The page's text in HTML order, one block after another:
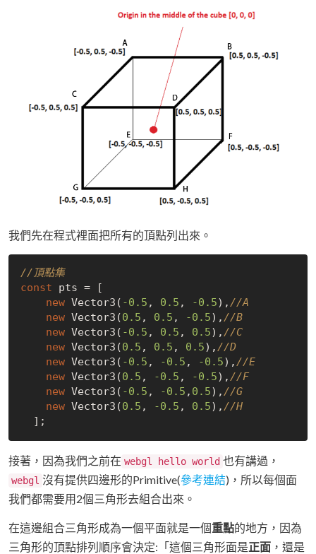
我們先在程式裡面把所有的頂點列出來。
//頂點集
const pts = [
new Vector3( -0.5 , 0.5 , -0.5), //A
new Vector3(0.5 , 0.5 , -0.5), //B
new Vector3( -0.5 , 0.5 , 0.5), //C
new Vector3(0.5 , 0.5 , 0.5), //D
new Vector3( -0.5 , -0.5 , -0.5), //E
new Vector3(0.5 , -0.5 , -0.5), //F
new Vector3( -0.5 , -0.5 , 0.5), //G
new Vector3(0.5 , -0.5 , 0.5), //H
接著，因為我們之前在 webgl hello world 也有講過，
webgl 沒有提供四邊形的Primitive(參考連結)，所以每個面
我們都需要用2個三角形去組合出來。
在這邊組合三角形成為一個平面就是一個重點的地方，因為
三角形的頂點排列順序會決定:「這個三角形面是正面 ，還是